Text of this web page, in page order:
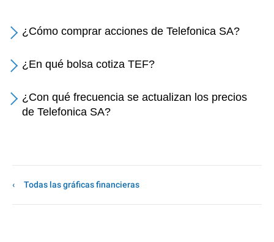
¿Cómo comprar acciones de Telefonica SA?
¿En qué bolsa cotiza TEF?
¿Con qué frecuencia se actualizan los precios
de Telefonica SA?
Todas las gráficas financieras